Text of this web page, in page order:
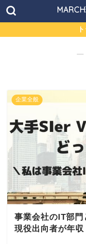
―
企業全般
事業会社のIT部門
現役出向者が年収